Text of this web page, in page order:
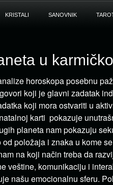
KRISTALI SANOVNIK
u
horoskopa posebnu
koji je glavni zadatak
koji mora ostvariti u
karti pokazuje
planeta nam pokazuju
položaja i znaka u kome
na koji način treba da
veštine, komunikaciju i
našu emocionalnu sferu.